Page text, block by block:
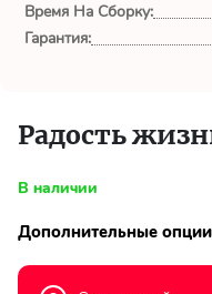
обл.
обл.
Время На Сборку:
Гарантия:
Радость
В наличии
Дополнительные опции